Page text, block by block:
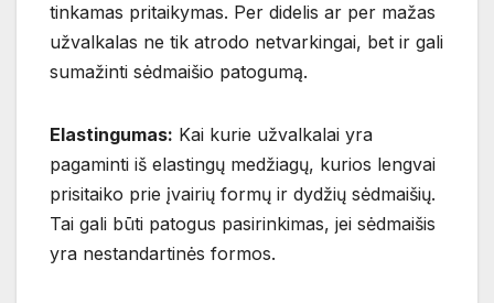
tinkamas pritaikymas. Per didelis ar per mažas
užvalkalas ne tik atrodo netvarkingai, bet ir gali
sumažinti sėdmaišio patogumą.
Elastingumas: Kai kurie užvalkalai yra
pagaminti iš elastingų medžiagų, kurios lengvai
prisitaiko prie įvairių formų ir dydžių sėdmaišių.
Tai gali būti patogus pasirinkimas, jei sėdmaišis
yra nestandartinės formos.